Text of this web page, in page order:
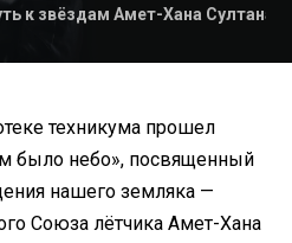
к звёздам Амет-Хана Султана
техникума прошел
было небо», посвященный
нашего земляка —
Союза лётчика Амет-Хана